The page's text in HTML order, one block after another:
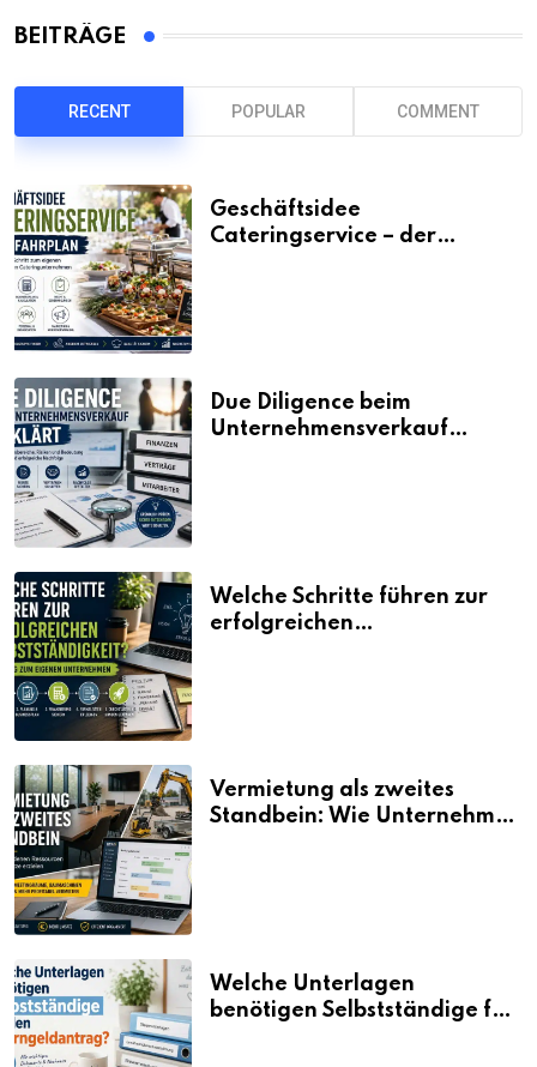
BEITRÄGE
RECENT POPULAR COMMENT
Geschäftsidee
Cateringservice – der
Due Diligence beim
Unternehmensverkauf
Welche Schritte führen zur
erfolgreichen
Vermietung als zweites
Standbein: Wie Unternehmen
Welche Unterlagen
benötigen Selbstständige für